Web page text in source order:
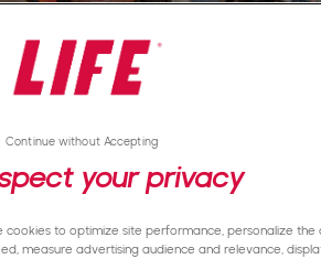
your privacy
to optimize site performance, personalize the
measure advertising audience and relevance,
Continue without Accepting